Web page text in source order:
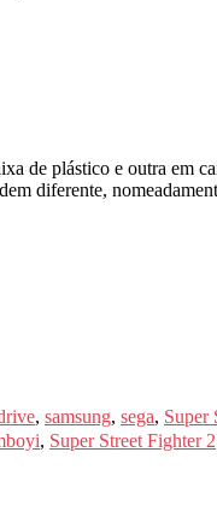
de plástico e outra em
diferente,
, samsung, sega, Super
, Super Street Fighter 2